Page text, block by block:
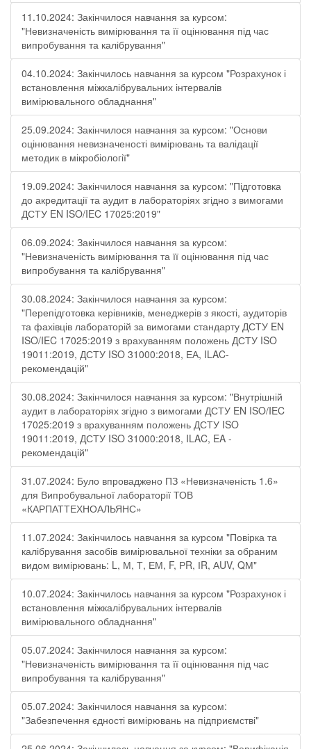
11.10.2024: Закінчилося навчання за курсом:
"Невизначеність вимірювання та її оцінювання під час
випробування та калібрування"
04.10.2024: Закінчилось навчання за курсом "Розрахунок і
встановлення міжкалібрувальних інтервалів
вимірювального обладнання"
25.09.2024: Закінчилося навчання за курсом: "Основи
оцінювання невизначеності вимірювань та валідації
методик в мікробіології"
19.09.2024: Закінчилося навчання за курсом: "Підготовка
до акредитації та аудит в лабораторіях згідно з вимогами
ДСТУ EN ISO/IEC 17025:2019"
06.09.2024: Закінчилося навчання за курсом:
"Невизначеність вимірювання та її оцінювання під час
випробування та калібрування"
30.08.2024: Закінчилося навчання за курсом:
"Перепідготовка керівників, менеджерів з якості, аудиторів
та фахівців лабораторій за вимогами стандарту ДСТУ EN
ISO/IEC 17025:2019 з врахуванням положень ДСТУ ISO
19011:2019, ДСТУ ISO 31000:2018, ЕА, ILAC-
рекомендацій"
30.08.2024: Закінчилося навчання за курсом: "Внутрішній
аудит в лабораторіях згідно з вимогами ДСТУ EN ISO/IEC
17025:2019 з врахуванням положень ДСТУ ISO
19011:2019, ДСТУ ISO 31000:2018, ILAC, EA -
рекомендацій"
31.07.2024: Було впроваджено ПЗ «Невизначеність 1.6»
для Випробувальної лабораторії ТОВ
«КАРПАТТЕХНОАЛЬЯНС»
11.07.2024: Закінчилось навчання за курсом "Повірка та
калібрування засобів вимірювальної техніки за обраним
видом вимірювань: L, М, Т, ЕМ, F, РR, ІR, АUV, QМ"
10.07.2024: Закінчилось навчання за курсом "Розрахунок і
встановлення міжкалібрувальних інтервалів
вимірювального обладнання"
05.07.2024: Закінчилося навчання за курсом:
"Невизначеність вимірювання та її оцінювання під час
випробування та калібрування"
05.07.2024: Закінчилося навчання за курсом:
"Забезпечення єдності вимірювань на підприємстві"